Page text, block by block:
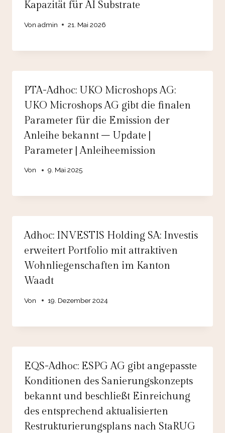
Kapazität für AI Substrate
Von admin 21. Mai 2026
PTA-Adhoc: UKO Microshops AG:
UKO Microshops AG gibt die finalen
Parameter für die Emission der
Anleihe bekannt – Update |
Parameter | Anleiheemission
Von 9. Mai 2025
Adhoc: INVESTIS Holding SA: Investis
erweitert Portfolio mit attraktiven
Wohnliegenschaften im Kanton
Waadt
Von 19. Dezember 2024
EQS-Adhoc: ESPG AG gibt angepasste
Konditionen des Sanierungskonzepts
bekannt und beschließt Einreichung
des entsprechend aktualisierten
Restrukturierungsplans nach StaRUG